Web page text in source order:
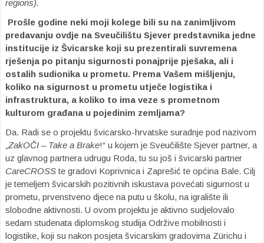
regions).
Prošle godine neki moji kolege bili su na zanimljivom
predavanju ovdje na Sveučilištu Sjever predstavnika jedne
institucije iz Švicarske koji su prezentirali suvremena
rješenja po pitanju sigurnosti ponajprije pješaka, ali i
ostalih sudionika u prometu. Prema Vašem mišljenju,
koliko na sigurnost u prometu utječe logistika i
infrastruktura, a koliko to ima veze s prometnom
kulturom građana u pojedinim zemljama?
Da. Radi se o projektu švicarsko-hrvatske suradnje pod nazivom
ZakOČI – Take a Brake!“ u kojem je Sveučilište Sjever partner, a
uz glavnog partnera udrugu Roda, tu su još i švicarski partner
CareCROSSte gradovi Koprivnica i Zaprešić te općina Bale. Cilj
je temeljem švicarskih pozitivnih iskustava povećati sigurnost u
prometu, prvenstveno djece na putu u školu, na igralište ili
slobodne aktivnosti. U ovom projektu je aktivno sudjelovalo
sedam studenata diplomskog studija Održive mobilnosti i
logistike, koji su nakon posjeta švicarskim gradovima Zürichu i